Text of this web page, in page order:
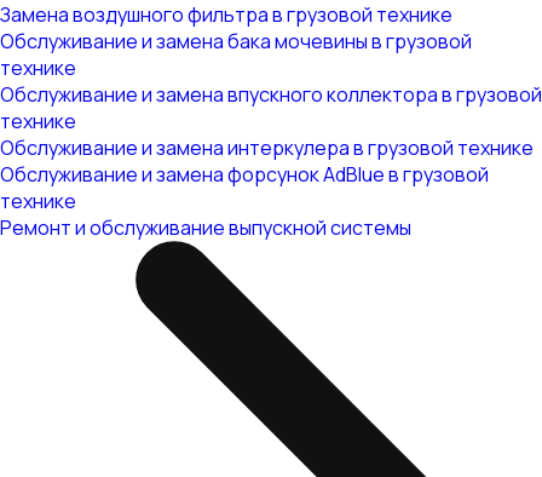
Замена воздушного фильтра в грузовой технике
Обслуживание и замена бака мочевины в грузовой
технике
Обслуживание и замена впускного коллектора в грузовой
технике
Обслуживание и замена интеркулера в грузовой технике
Обслуживание и замена форсунок AdBlue в грузовой
технике
Ремонт и обслуживание выпускной системы